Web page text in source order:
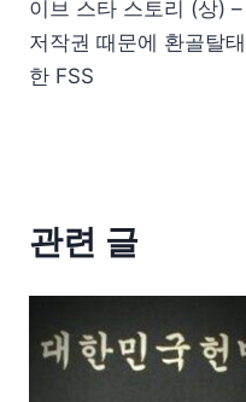
이브 스타 스토리 (상) –
저작권 때문에 환골탈태
한 FSS
관련 글